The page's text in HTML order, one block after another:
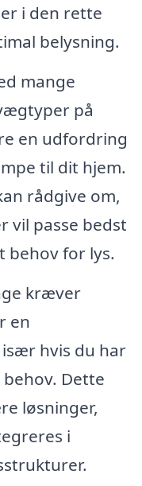
i den rette
belysning.
mange
på
en udfordring
til dit hjem.
rådgive om,
vil passe bedst
behov for lys.
kræver
en
hvis du har
Dette
løsninger,
i